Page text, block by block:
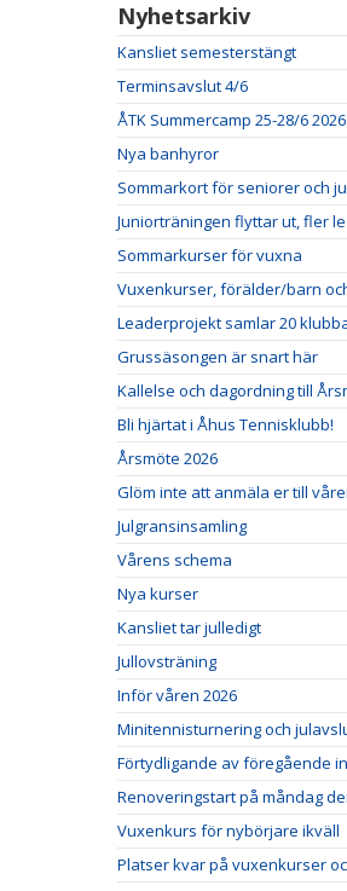
Nyhetsarkiv
Kansliet semesterstängt
Terminsavslut 4/6
ÅTK Summercamp 25-28/6 2026
Nya banhyror
Sommarkort för seniorer och
Juniorträningen flyttar ut, fler
Sommarkurser för vuxna
Vuxenkurser, förälder/barn
Leaderprojekt samlar 20
Grussäsongen är snart här
Kallelse och dagordning till
Bli hjärtat i Åhus Tennisklubb!
Årsmöte 2026
Glöm inte att anmäla er till
Julgransinsamling
Vårens schema
Nya kurser
Kansliet tar julledigt
Jullovsträning
Inför våren 2026
Minitennisturnering och
Förtydligande av föregående
Renoveringstart på måndag
Vuxenkurs för nybörjare ikväll
Platser kvar på vuxenkurser